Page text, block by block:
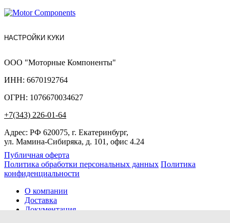
НАСТРОЙКИ КУКИ
ООО "Моторные Компоненты"
ИНН: 6670192764
ОГРН: 1076670034627
+7(343) 226-01-64
Адрес: РФ 620075, г. Екатеринбург,
ул. Мамина-Сибиряка, д. 101, офис 4.24
Публичная оферта
Политика обработки персональных данных Политика
конфиденциальности
О компании
Доставка
Документация